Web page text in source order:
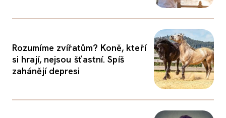
Rozumíme zvířatům? Koně, kteří
si hrají, nejsou šťastní. Spíš
zahánějí depresi